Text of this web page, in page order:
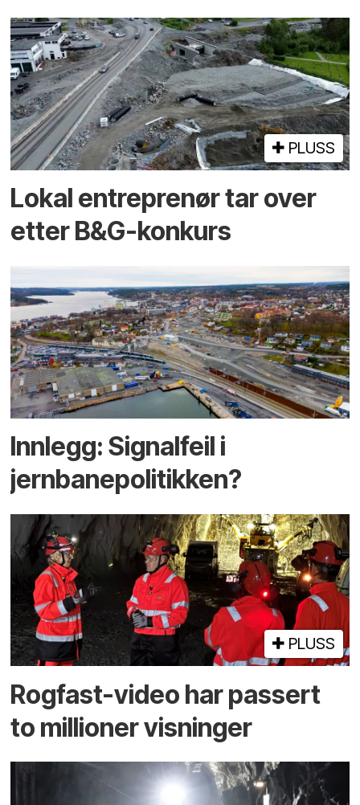
PLUSS
Lokal entreprenør tar over
etter B&G-konkurs
Innlegg: Signalfeil i
jernbanepolitikken?
PLUSS
Rogfast-video har passert
to millioner visninger